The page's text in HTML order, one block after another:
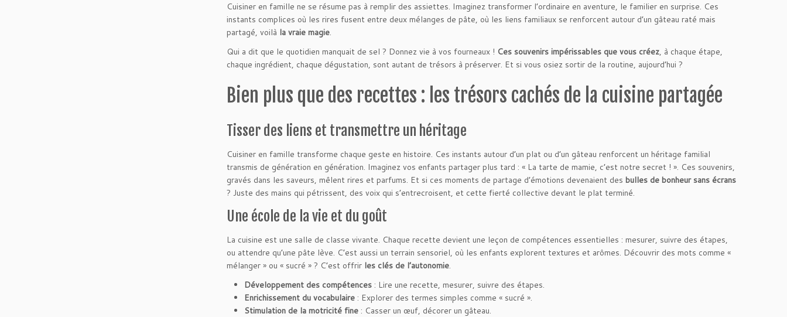
Cuisiner en famille ne se résume pas à remplir des assiettes. Imaginez transformer l’ordinaire en aventure, le familier en surprise. Ces
instants complices où les rires fusent entre deux mélanges de pâte, où les liens familiaux se renforcent autour d’un gâteau raté mais
partagé, voilà la vraie magie.
Qui a dit que le quotidien manquait de sel ? Donnez vie à vos fourneaux ! Ces souvenirs impérissables que vous créez, à chaque étape,
chaque ingrédient, chaque dégustation, sont autant de trésors à préserver. Et si vous osiez sortir de la routine, aujourd’hui ?
Bien plus que des recettes : les trésors cachés de la cuisine partagée
Tisser des liens et transmettre un héritage
Cuisiner en famille transforme chaque geste en histoire. Ces instants autour d’un plat ou d’un gâteau renforcent un héritage familial
transmis de génération en génération. Imaginez vos enfants partager plus tard : « La tarte de mamie, c’est notre secret ! ». Ces souvenirs,
gravés dans les saveurs, mêlent rires et parfums. Et si ces moments de partage d’émotions devenaient des bulles de bonheur sans écrans
? Juste des mains qui pétrissent, des voix qui s’entrecroisent, et cette fierté collective devant le plat terminé.
Une école de la vie et du goût
La cuisine est une salle de classe vivante. Chaque recette devient une leçon de compétences essentielles : mesurer, suivre des étapes,
ou attendre qu’une pâte lève. C’est aussi un terrain sensoriel, où les enfants explorent textures et arômes. Découvrir des mots comme «
mélanger » ou « sucré » ? C’est offrir les clés de l’autonomie.
Développement des compétences : Lire une recette, mesurer, suivre des étapes.
Enrichissement du vocabulaire : Explorer des termes simples comme « sucré ».
Stimulation de la motricité fine : Casser un œuf, décorer un gâteau.